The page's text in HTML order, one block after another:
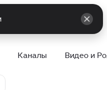
Каналы Видео и